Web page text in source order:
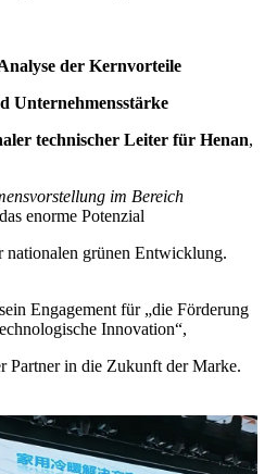
der Kernvorteile
Unternehmensstärke
technischer Leiter für Henan,
im Bereich
enorme Potenzial
nationalen grünen Entwicklung.
Engagement für „die Förderung
Innovation“,
Partner in die Zukunft der Marke.